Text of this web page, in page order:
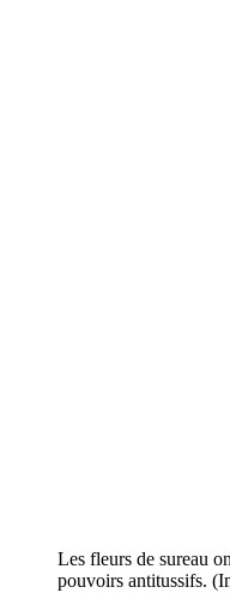
Les fleurs de sureau
pouvoirs antitussifs.